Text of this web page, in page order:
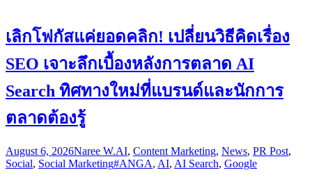
เลิกโฟกัสแค่ยอดคลิก! เปลี่ยนวิธีคิดเรื่อง
SEO เจาะลึกเบื้องหลังการตลาด AI
Search ทิศทางใหม่ที่แบรนด์และนักการ
ตลาดต้องรู้
August 6, 2026Naree W.AI, Content Marketing, News, PR Post,
Social, Social Marketing#ANGA, AI, AI Search, Google